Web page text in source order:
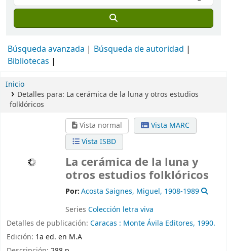
Búsqueda avanzada
Búsqueda de autoridad
Bibliotecas
Inicio
Detalles para: La cerámica de la luna y otros estudios
folklóricos
Vista normal
Vista MARC
Vista ISBD
La cerámica de la luna y
otros estudios folklóricos
Por:Acosta Saignes, Miguel, 1908-1989
Series Colección letra viva
Detalles de publicación: Caracas : Monte Ávila Editores, 1990.
Edición: 1a ed. en M.A